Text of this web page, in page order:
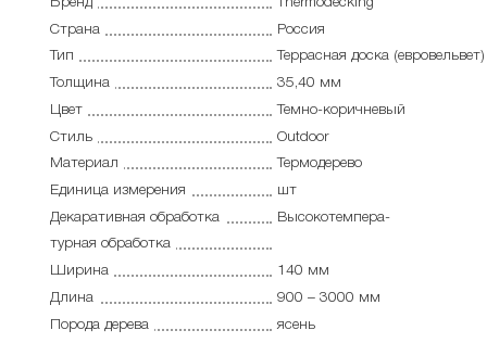
Страна
Россия
Тип
Террасная доска (евровельвет)
Толщина
35,40 мм
Цвет
Темно-коричневый
Стиль
Outdoor
Материал
Термодерево
Единица измерения
шт
Декаративная обработка
Высокотемпера-
турная обработка
Ширина
140 мм
Длина
900 – 3000 мм
Порода дерева
ясень